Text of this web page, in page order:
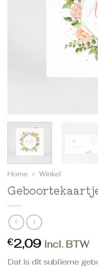
Home » Winkel
€2,09 Incl. BTW
Dat is dit sublieme